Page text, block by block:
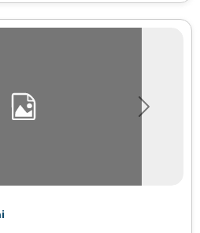
Next